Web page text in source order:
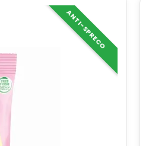
ANTI-SPRECO